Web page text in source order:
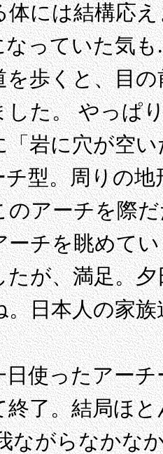
には結構応
っていた気
歩くと、目
た。 やっぱ
岩に穴が空
型。周りの
のアーチを際
チを眺めて
が、満足。
日本人の家
使ったアー
了。結局ほ
ながらなかな